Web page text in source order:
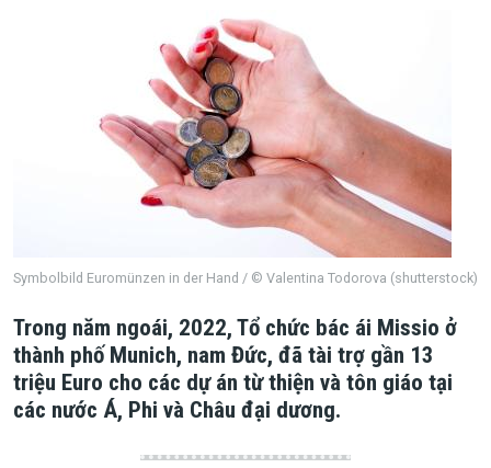
Symbolbild Euromünzen in der Hand / © Valentina Todorova (shutterstock)
Trong năm ngoái, 2022, Tổ chức bác ái Missio ở
thành phố Munich, nam Đức, đã tài trợ gần 13
triệu Euro cho các dự án từ thiện và tôn giáo tại
các nước Á, Phi và Châu đại dương.